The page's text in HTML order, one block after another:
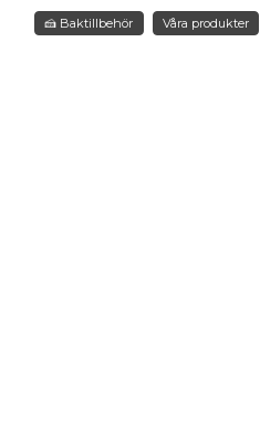
Näringsinnehåll per 100g:
5,1g; kolhydrater: 87,6g;
🍰 Baktillbehör Våra produkter